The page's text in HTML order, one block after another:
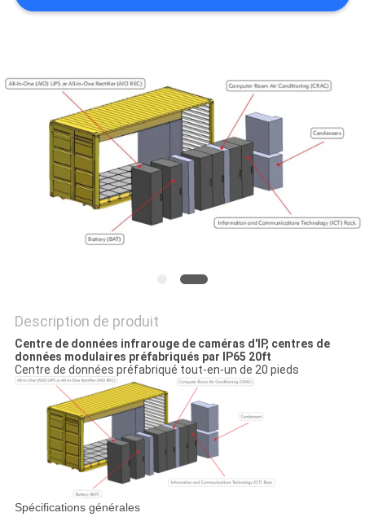
SITE
PRIVACY
POLICY
Description de produit
Centre de données infrarouge de caméras d'IP, centres de
données modulaires préfabriqués par IP65 20ft
Centre de données préfabriqué tout-en-un de 20 pieds
Spécifications générales